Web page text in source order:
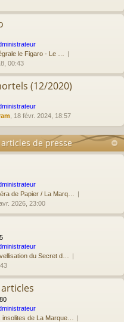
le Figaro - Le …
00:43
(12/2020)
, 18 févr. 2024, 18:57
de presse
de Papier / La Marq…
avr. 2026, 23:00
du Secret d…
insolites de La Marque…